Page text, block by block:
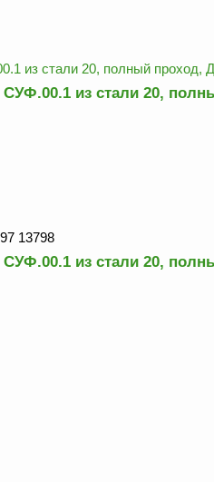
из стали 20,
13798
из стали 20,